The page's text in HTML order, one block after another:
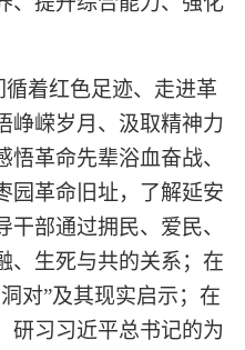
循着红色足迹、走进革
峥嵘岁月、汲取精神力
革命先辈浴血奋战、
园革命旧址，了解延安
部通过拥民、爱民、
、生死与共的关系；在
对”及其现实启示；在
研习习近平总书记的为